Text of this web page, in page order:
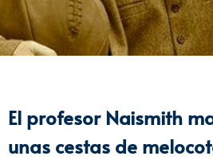
El profesor Naismith
unas cestas de